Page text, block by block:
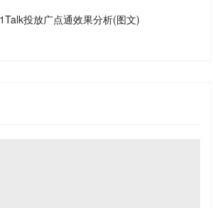
投放广点通效果分析(图文)